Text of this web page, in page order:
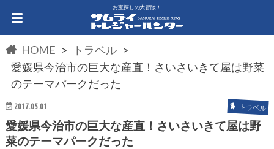
お宝探しの大冒険！
HOME
トラベル
愛媛県今治市の巨大な産直！さいさいきて屋は野菜
のテーマパークだった
2017.05.01 トラベル
愛媛県今治市の巨大な産直！さいさいきて屋は野
菜のテーマパークだった